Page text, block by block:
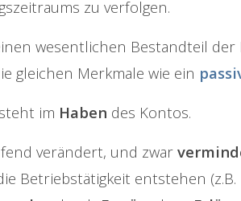
zu verfolgen.
wesentlichen Bestandteil
gleichen Merkmale wie ein
im Haben des Kontos.
verändert, und zwar
Betriebstätigkeit entstehen